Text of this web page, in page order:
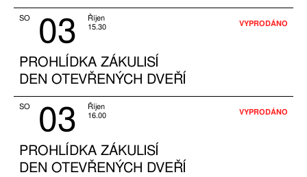
SO 03
Říjen
15.30
PROHLÍDKA ZÁKULISÍ
DEN OTEVŘENÝCH DVEŘÍ
VYPRODÁNO
SO 03
Říjen
16.00
PROHLÍDKA ZÁKULISÍ
DEN OTEVŘENÝCH DVEŘÍ
VYPRODÁNO